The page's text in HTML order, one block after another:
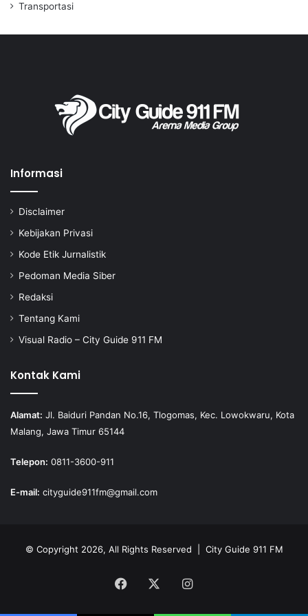
Transportasi
Informasi
Disclaimer
Kebijakan Privasi
Kode Etik Jurnalistik
Pedoman Media Siber
Redaksi
Tentang Kami
Visual Radio – City Guide 911 FM
Kontak Kami
Alamat: Jl. Baiduri Pandan No.16, Tlogomas, Kec. Lowokwaru, Kota
Malang, Jawa Timur 65144
Telepon: 0811-3600-911
E-mail: cityguide911fm@gmail.com
© Copyright 2026, All Rights Reserved | City Guide 911 FM
Facebook Instagram